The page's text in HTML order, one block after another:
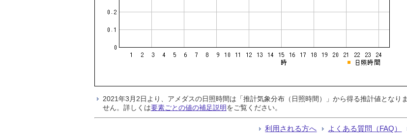
2021年3月2日より、アメダスの日照時間は「推計気象分布（日照時間）」から得る推計値となり
せん。詳しくは要素ごとの値の補足説明をご覧ください。
利用される方へ よくある質問（FAQ）